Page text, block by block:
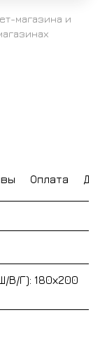
магазина и
Оплата
В/Г): 180х200